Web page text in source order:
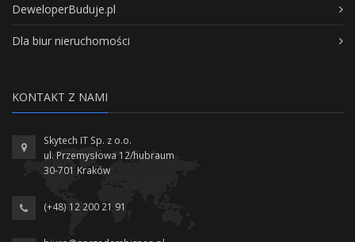
DeweloperBuduje.pl
Dla biur nieruchomości
KONTAKT Z NAMI
Skytech IT Sp. z o.o.
ul. Przemysłowa 12/hubraum
30-701 Kraków
(+48) 12 200 21 91